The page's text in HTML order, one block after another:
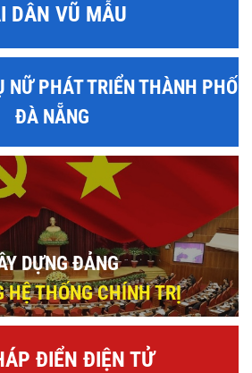
DÂN VŨ MẪU
NỮ PHÁT TRIỂN THÀNH PHỐ
ĐÀ NẴNG
DỰNG ĐẢNG
HỆ THỐNG CHÍNH TRỊ
ĐIỂN ĐIỆN TỬ